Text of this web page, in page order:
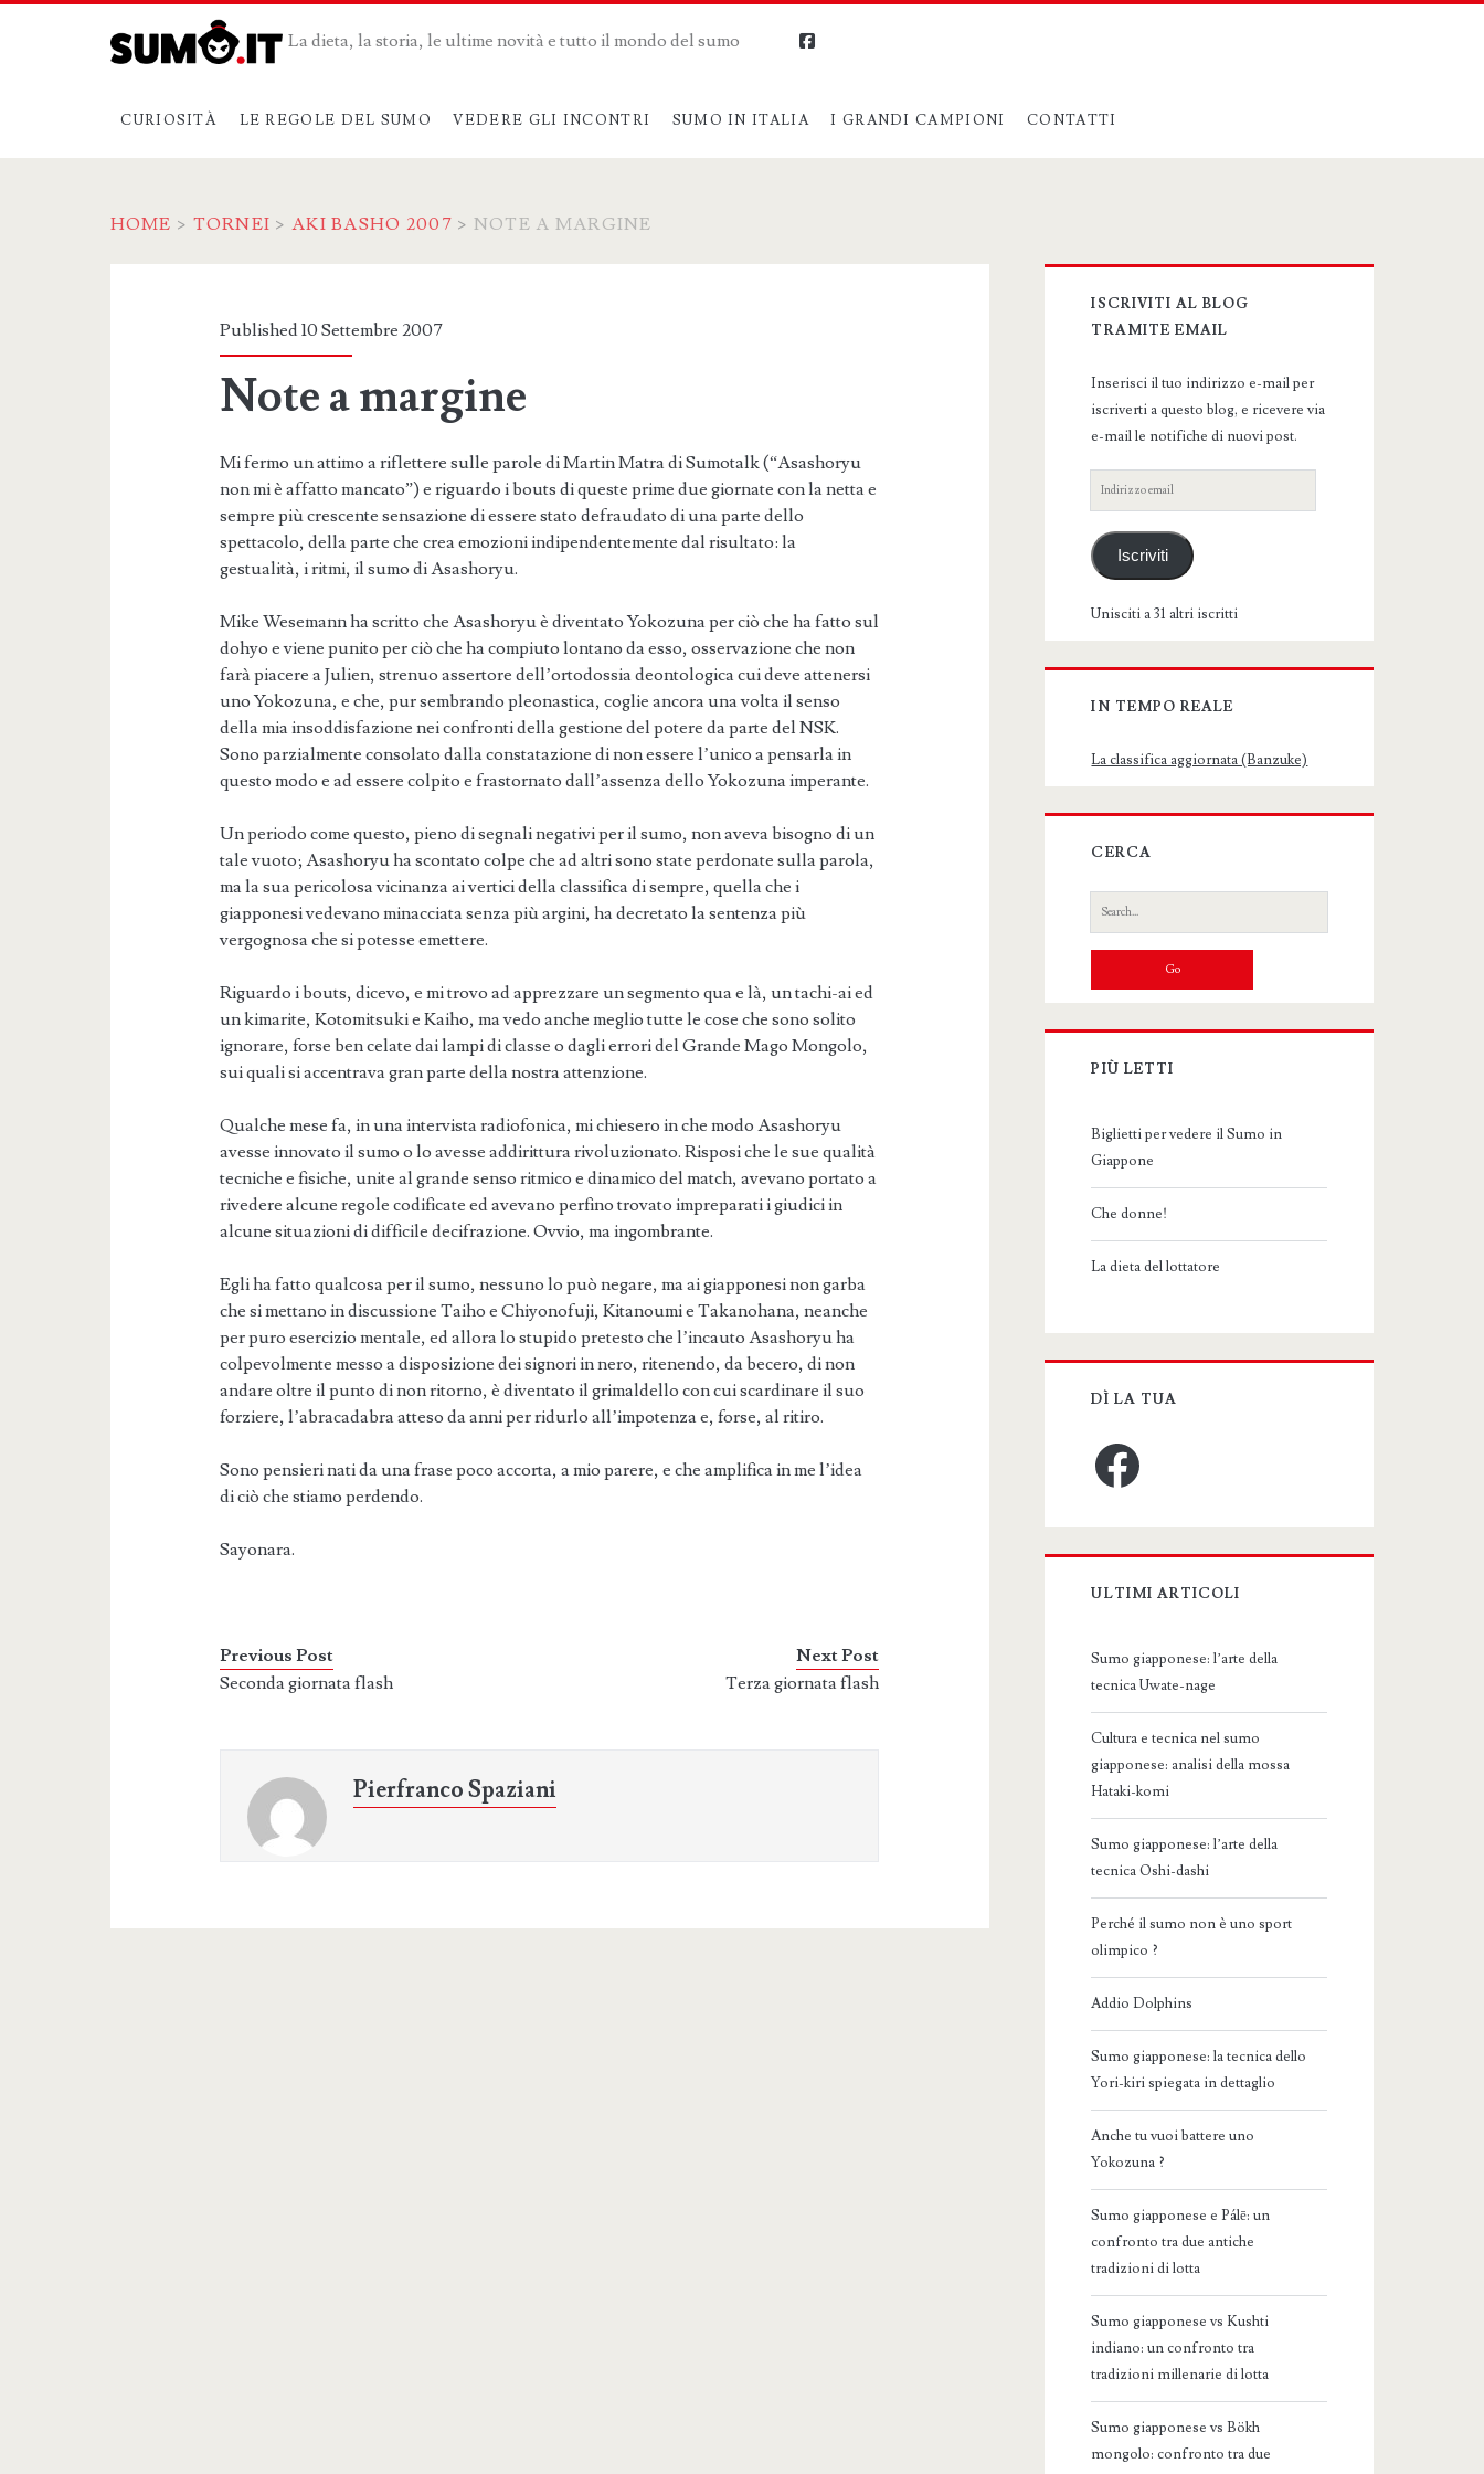
La dieta, la storia, le ultime novità e tutto il mondo del sumo
CURIOSITÀ LE REGOLE DEL SUMO VEDERE GLI INCONTRI SUMO IN ITALIA I GRANDI CAMPIONI CONTATTI
facebook
HOME > TORNEI >AKI BASHO 2007 > NOTE A MARGINE
Published 10 Settembre 2007
Note a margine
Mi fermo un attimo a riflettere sulle parole di Martin Matra di Sumotalk (“Asashoryu
non mi è affatto mancato”) e riguardo i bouts di queste prime due giornate con la netta e
sempre più crescente sensazione di essere stato defraudato di una parte dello
spettacolo, della parte che crea emozioni indipendentemente dal risultato: la
gestualità, i ritmi, il sumo di Asashoryu.
Mike Wesemann ha scritto che Asashoryu è diventato Yokozuna per ciò che ha fatto sul
dohyo e viene punito per ciò che ha compiuto lontano da esso, osservazione che non
farà piacere a Julien, strenuo assertore dell’ortodossia deontologica cui deve attenersi
uno Yokozuna, e che, pur sembrando pleonastica, coglie ancora una volta il senso
della mia insoddisfazione nei confronti della gestione del potere da parte del NSK.
Sono parzialmente consolato dalla constatazione di non essere l’unico a pensarla in
questo modo e ad essere colpito e frastornato dall’assenza dello Yokozuna imperante.
Un periodo come questo, pieno di segnali negativi per il sumo, non aveva bisogno di un
tale vuoto; Asashoryu ha scontato colpe che ad altri sono state perdonate sulla parola,
ma la sua pericolosa vicinanza ai vertici della classifica di sempre, quella che i
giapponesi vedevano minacciata senza più argini, ha decretato la sentenza più
vergognosa che si potesse emettere.
Riguardo i bouts, dicevo, e mi trovo ad apprezzare un segmento qua e là, un tachi-ai ed
un kimarite, Kotomitsuki e Kaiho, ma vedo anche meglio tutte le cose che sono solito
ignorare, forse ben celate dai lampi di classe o dagli errori del Grande Mago Mongolo,
sui quali si accentrava gran parte della nostra attenzione.
Qualche mese fa, in una intervista radiofonica, mi chiesero in che modo Asashoryu
avesse innovato il sumo o lo avesse addirittura rivoluzionato. Risposi che le sue qualità
tecniche e fisiche, unite al grande senso ritmico e dinamico del match, avevano portato a
rivedere alcune regole codificate ed avevano perfino trovato impreparati i giudici in
alcune situazioni di difficile decifrazione. Ovvio, ma ingombrante.
Egli ha fatto qualcosa per il sumo, nessuno lo può negare, ma ai giapponesi non garba
che si mettano in discussione Taiho e Chiyonofuji, Kitanoumi e Takanohana, neanche
per puro esercizio mentale, ed allora lo stupido pretesto che l’incauto Asashoryu ha
colpevolmente messo a disposizione dei signori in nero, ritenendo, da becero, di non
andare oltre il punto di non ritorno, è diventato il grimaldello con cui scardinare il suo
forziere, l’abracadabra atteso da anni per ridurlo all’impotenza e, forse, al ritiro.
Sono pensieri nati da una frase poco accorta, a mio parere, e che amplifica in me l’idea
di ciò che stiamo perdendo.
Sayonara.
Previous Post
Seconda giornata flash
Next Post
Terza giornata flash
Pierfranco Spaziani
Primary
Sidebar
ISCRIVITI AL BLOG
TRAMITE EMAIL
Inserisci il tuo indirizzo e-mail per
iscriverti a questo blog, e ricevere via
e-mail le notifiche di nuovi post.
Indirizzo
email
Iscriviti
Unisciti a 31 altri iscritti
IN TEMPO REALE
La classifica aggiornata (Banzuke)
CERCA
Search
for:
PIÙ LETTI
Biglietti per vedere il Sumo in
Giappone
Che donne!
La dieta del lottatore
DÌ LA TUA
Facebook
ULTIMI ARTICOLI
Sumo giapponese: l’arte della
tecnica Uwate-nage
Cultura e tecnica nel sumo
giapponese: analisi della mossa
Hataki-komi
Sumo giapponese: l’arte della
tecnica Oshi-dashi
Perché il sumo non è uno sport
olimpico ?
Addio Dolphins
Sumo giapponese: la tecnica dello
Yori-kiri spiegata in dettaglio
Anche tu vuoi battere uno
Yokozuna ?
Sumo giapponese e Pálē: un
confronto tra due antiche
tradizioni di lotta
Sumo giapponese vs Kushti
indiano: un confronto tra
tradizioni millenarie di lotta
Sumo giapponese vs Bökh
mongolo: confronto tra due